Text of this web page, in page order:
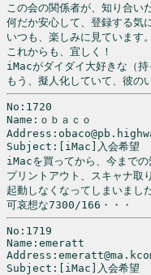
この会の関係者が、知り合い
何だか安心して、登録する気
いつも、楽しみに見ています。
これからも、宜しく！
iMacがダイダイ大好きな（持
No:1720
Name:ｏｂａｃｏ
Subject:[iMac]入会希望
iMacを買ってから、今まで
プリントアウト、スキャナ取
起動しなくなってしまいました
No:1719
Name:emeratt
Subject:[iMac]入会希望